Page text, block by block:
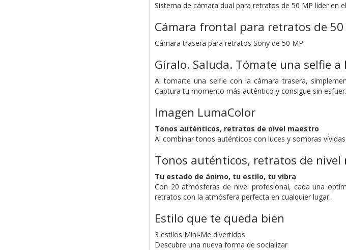
Sistema de cámara dual para retratos de 50 MP líder en
Cámara frontal para retratos de 50
Cámara trasera para retratos Sony de 50 MP
Gíralo. Saluda. Tómate una selfie a
Al tomarte una selfie con la cámara trasera,
Captura tu momento más auténtico y consigue sin
Imagen LumaColor
Tonos auténticos, retratos de nivel maestro
Al combinar tonos auténticos con luces y sombras
Tonos auténticos, retratos de nivel
Tu estado de ánimo, tu estilo, tu vibra
Con 20 atmósferas de nivel profesional, cada una
retratos con la atmósfera perfecta en cualquier lugar.
Estilo que te queda bien
3 estilos Mini-Me divertidos
Descubre una nueva forma de socializar